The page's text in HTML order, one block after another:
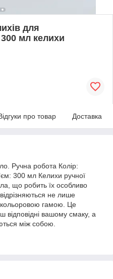
для
мл келихи
про товар Доставка
Ручна робота Колір:
300 мл Келихи ручної
що робить їх особливо
не лише
гамою. Це
відповідні вашому смаку, а
між собою.